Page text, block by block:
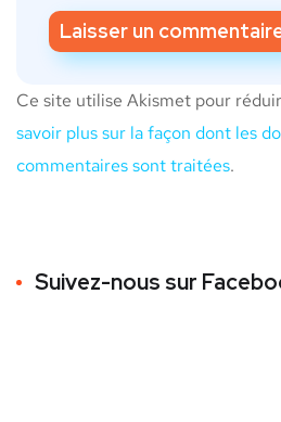
Ce site utilise Akismet pour
savoir plus sur la façon dont les
commentaires sont traitées.
Suivez-nous sur